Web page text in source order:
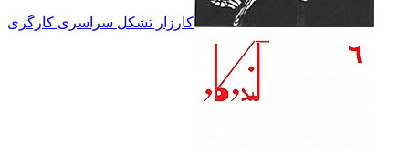
کارزار تشکل سراسرى کارگرى